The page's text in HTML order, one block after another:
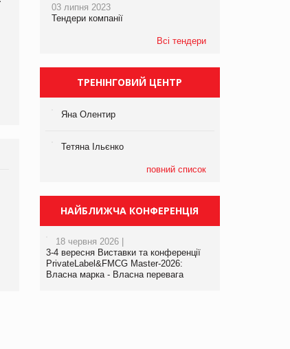
Файно маркет Директор
департаменту з
03 липня 2023
Тендери компанії
Всі тендери
ТРЕНІНГОВИЙ ЦЕНТР
Яна Олентир
Тетяна Ільєнко
повний список
НАЙБЛИЖЧА КОНФЕРЕНЦІЯ
18 червня 2026 |
3-4 вересня Виставки та конференції
PrivateLabel&FMCG Master-2026:
Власна марка - Власна перевага